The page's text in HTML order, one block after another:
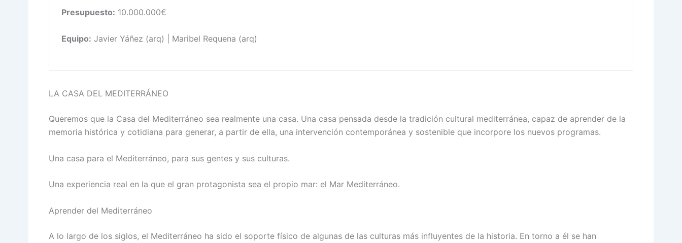
Presupuesto: 10.000.000€
Equipo: Javier Yáñez (arq) | Maribel Requena (arq)
LA CASA DEL MEDITERRÁNEO
Queremos que la Casa del Mediterráneo sea realmente una casa. Una casa pensada desde la tradición cultural mediterránea, capaz de aprender de la
memoria histórica y cotidiana para generar, a partir de ella, una intervención contemporánea y sostenible que incorpore los nuevos programas.
Una casa para el Mediterráneo, para sus gentes y sus culturas.
Una experiencia real en la que el gran protagonista sea el propio mar: el Mar Mediterráneo.
Aprender del Mediterráneo
A lo largo de los siglos, el Mediterráneo ha sido el soporte físico de algunas de las culturas más influyentes de la historia. En torno a él se han